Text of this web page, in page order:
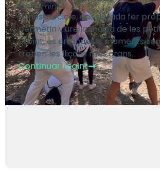
Cademin
Al nostre cicle, ens agrada fer
permetin viure la màgia de les
Sovint, és en aquests moments
troben les lliçons més grans.
Continuar llegint